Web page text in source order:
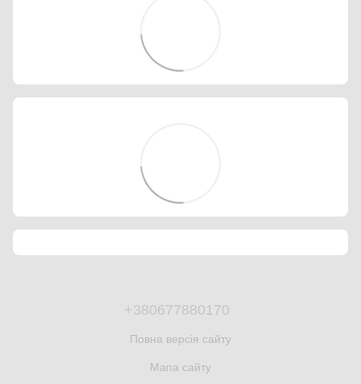
+380677880170
Повна версія сайту
Мапа сайту